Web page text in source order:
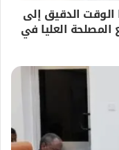
الوقت الدقيق إلى
العليا في